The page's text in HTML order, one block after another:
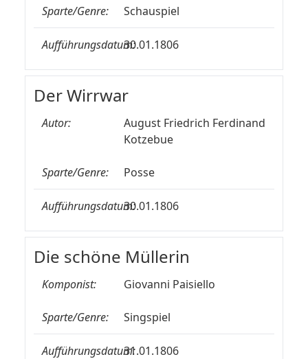
Sparte/Genre: Schauspiel
Aufführungsdatum:30.01.1806
Der Wirrwar
Autor:
August Friedrich Ferdinand
Kotzebue
Sparte/Genre: Posse
Aufführungsdatum:30.01.1806
Die schöne Müllerin
Komponist: Giovanni Paisiello
Sparte/Genre: Singspiel
Aufführungsdatum:31.01.1806